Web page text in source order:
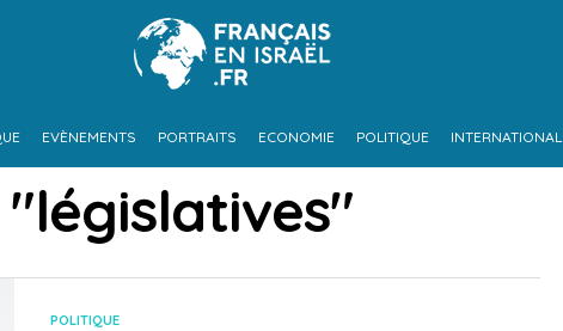
EVÈNEMENTS PORTRAITS ECONOMIE POLITIQUE INTERNATIONAL
POLITIQUE